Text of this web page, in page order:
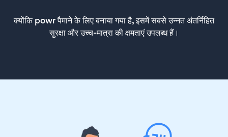
क्योंकि powr पैमाने के लिए बनाया गया है, इसमें सबसे उन्नत अंतर्निहित
सुरक्षा और उच्च-मात्रा की क्षमताएं उपलब्ध हैं।